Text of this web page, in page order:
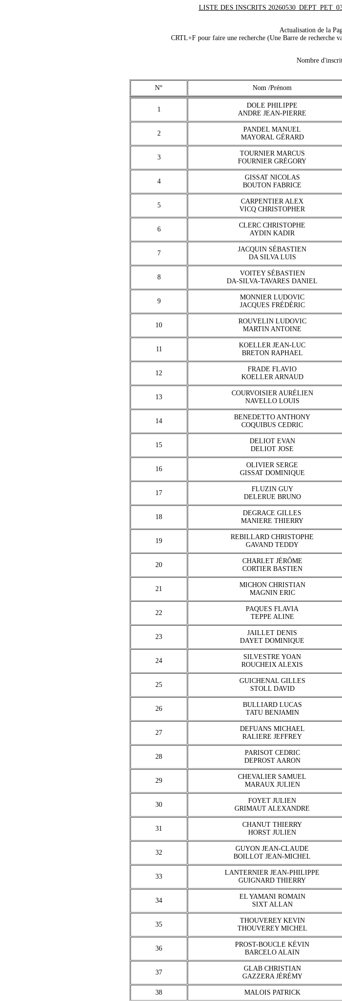
LISTE DES INSCRITS
Actualisation de la
CRTL+F pour faire une recherche (Une Barre de recherche
Nombre
N° Nom /Prénom
1
DOLE PHILIPPE
ANDRE JEAN-PIERRE
2
PANDEL MANUEL
MAYORAL GÉRARD
3
TOURNIER MARCUS
FOURNIER GRÉGORY
4
GISSAT NICOLAS
BOUTON FABRICE
5
CARPENTIER ALEX
VICQ CHRISTOPHER
6
CLERC CHRISTOPHE
AYDIN KADIR
7
JACQUIN SÉBASTIEN
DA SILVA LUIS
8
VOITEY SÉBASTIEN
DA-SILVA-TAVARES DANIEL
9
MONNIER LUDOVIC
JACQUES FRÉDÉRIC
10
ROUVELIN LUDOVIC
MARTIN ANTOINE
11
KOELLER JEAN-LUC
BRETON RAPHAEL
12
FRADE FLAVIO
KOELLER ARNAUD
13
COURVOISIER AURÉLIEN
NAVELLO LOUIS
14
BENEDETTO ANTHONY
COQUIBUS CEDRIC
15
DELIOT EVAN
DELIOT JOSE
16
OLIVIER SERGE
GISSAT DOMINIQUE
17
FLUZIN GUY
DELERUE BRUNO
18
DEGRACE GILLES
MANIERE THIERRY
19
REBILLARD CHRISTOPHE
GAVAND TEDDY
20
CHARLET JÉRÔME
CORTIER BASTIEN
21
MICHON CHRISTIAN
MAGNIN ERIC
22
PAQUES FLAVIA
TEPPE ALINE
23
JAILLET DENIS
DAYET DOMINIQUE
24
SILVESTRE YOAN
ROUCHEIX ALEXIS
25
GUICHENAL GILLES
STOLL DAVID
26
BULLIARD LUCAS
TATU BENJAMIN
27
DEFUANS MICHAEL
RALIERE JEFFREY
28
PARISOT CEDRIC
DEPROST AARON
29
CHEVALIER SAMUEL
MARAUX JULIEN
30
FOYET JULIEN
GRIMAUT ALEXANDRE
31
CHANUT THIERRY
HORST JULIEN
32
GUYON JEAN-CLAUDE
BOILLOT JEAN-MICHEL
33
LANTERNIER JEAN-PHILIPPE
GUIGNARD THIERRY
34
EL YAMANI ROMAIN
SIXT ALLAN
35
THOUVEREY KEVIN
THOUVEREY MICHEL
36
PROST-BOUCLE KÉVIN
BARCELO ALAIN
37
GLAB CHRISTIAN
GAZZERA JÉRÉMY
38 MALOIS PATRICK